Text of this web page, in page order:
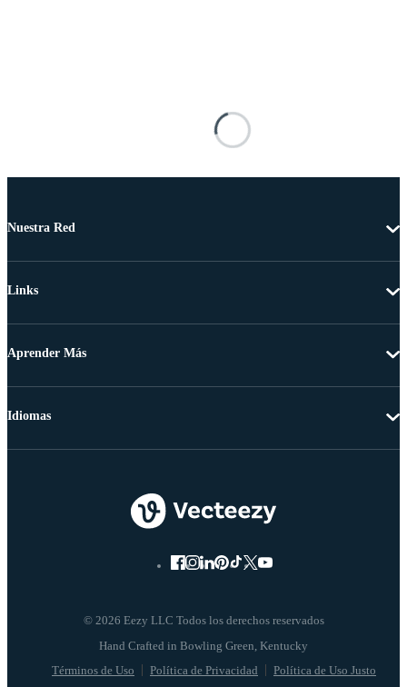
Nuestra Red
Links
Aprender Más
© 2026 Eezy LLC Todos los derechos reservados
Términos de Uso Política de Privacidad Política de Uso Justo
Idiomas